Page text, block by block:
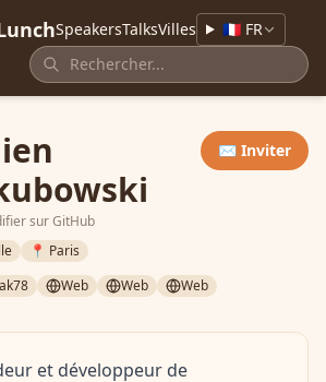
SpeakersTalksVilles 🇫🇷 FR
sur GitHub
✉️ Inviter
📍 Paris
Web Web Web
et développeur de